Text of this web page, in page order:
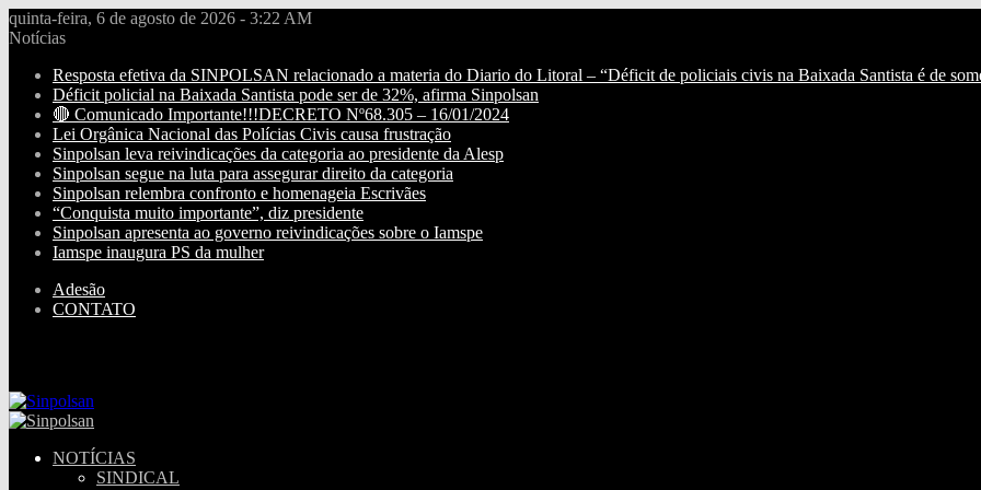
quinta-feira, 6 de agosto de 2026 - 3:22 AM
Notícias
Resposta efetiva da SINPOLSAN relacionado a materia do Diario do Litoral – “Déficit de policiais civis na Baixada Santista é de
Déficit policial na Baixada Santista pode ser de 32%, afirma Sinpolsan
🔴 Comunicado Importante!!!DECRETO Nº68.305 – 16/01/2024
Lei Orgânica Nacional das Polícias Civis causa frustração
Sinpolsan leva reivindicações da categoria ao presidente da Alesp
Sinpolsan segue na luta para assegurar direito da categoria
Sinpolsan relembra confronto e homenageia Escrivães
“Conquista muito importante”, diz presidente
Sinpolsan apresenta ao governo reivindicações sobre o Iamspe
Iamspe inaugura PS da mulher
Adesão
CONTATO
NOTÍCIAS
SINDICAL